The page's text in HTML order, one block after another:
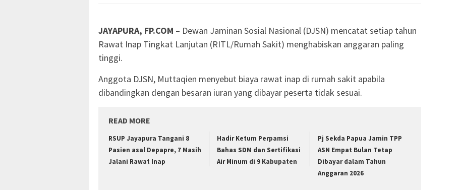
JAYAPURA, FP.COM – Dewan Jaminan Sosial Nasional (DJSN) mencatat setiap tahun
Rawat Inap Tingkat Lanjutan (RITL/Rumah Sakit) menghabiskan anggaran paling
tinggi.
Anggota DJSN, Muttaqien menyebut biaya rawat inap di rumah sakit apabila
dibandingkan dengan besaran iuran yang dibayar peserta tidak sesuai.
READ MORE
RSUP Jayapura Tangani 8
Pasien asal Depapre, 7 Masih
Jalani Rawat Inap
Hadir Ketum Perpamsi
Bahas SDM dan Sertifikasi
Air Minum di 9 Kabupaten
Pj Sekda Papua Jamin TPP
ASN Empat Bulan Tetap
Dibayar dalam Tahun
Anggaran 2026